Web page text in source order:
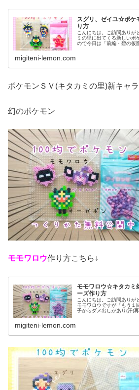
スグリ、ゼイユ☆ポケ
り方
こんにちは。ご訪問ありが
ミの里に出てくる新しいポ
ので今日は「前編・碧の仮
migiteni-lemon.com
ポケモンＳＶ(キタカミの里)新キャ
幻のポケモン
モモワロウ作り方こちら↓
モモワロウ☆キタカミ
ーズ作り方
こんにちは。ご訪問ありが
モモワロウですが「もう１
子からダメ出しがあり(汗)
migiteni-lemon.com